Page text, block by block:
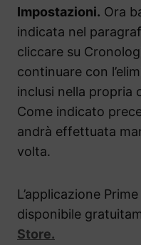
Impostazioni. Ora
indicata nel
cliccare su
continuare con
inclusi nella propria
Come indicato
andrà effettuata
volta.
L’applicazione
disponibile
Store.